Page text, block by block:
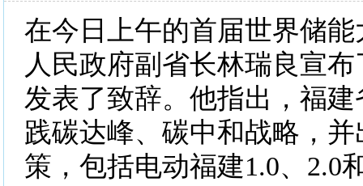
在今日上午的首届世界储
人民政府副省长林瑞良宣
发表了致辞。他指出，福
践碳达峰、碳中和战略，
策，包括电动福建1.0、2.0